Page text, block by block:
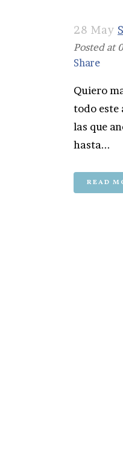
28 May
Posted at
Share
Quiero
todo este
las que
hasta...
READ